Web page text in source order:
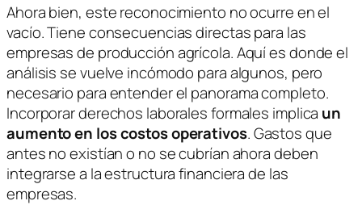
Ahora bien, este reconocimiento no ocurre en el
vacío. Tiene consecuencias directas para las
empresas de producción agrícola. Aquí es donde el
análisis se vuelve incómodo para algunos, pero
necesario para entender el panorama completo.
Incorporar derechos laborales formales implica un
aumento en los costos operativos. Gastos que
antes no existían o no se cubrían ahora deben
integrarse a la estructura financiera de las
empresas.